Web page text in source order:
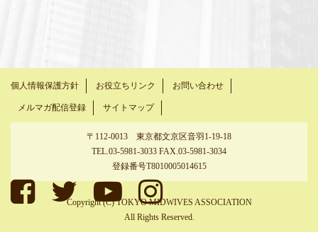
個人情報保護方針 お役立ちリンク お問い合わせ
メルマガ配信登録 サイトマップ
〒112-0013 東京都文京区音羽1-19-18
TEL.03-5981-3033 FAX.03-5981-3034
登録番号T8010005014615
Copyright (C) TOKYO MIDWIVES ASSOCIATION
All Rights Reserved.